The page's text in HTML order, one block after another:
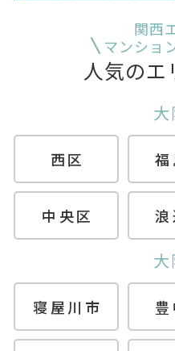
関西
マンショ
人気のエ
大
西区
中央区
大
寝屋川市